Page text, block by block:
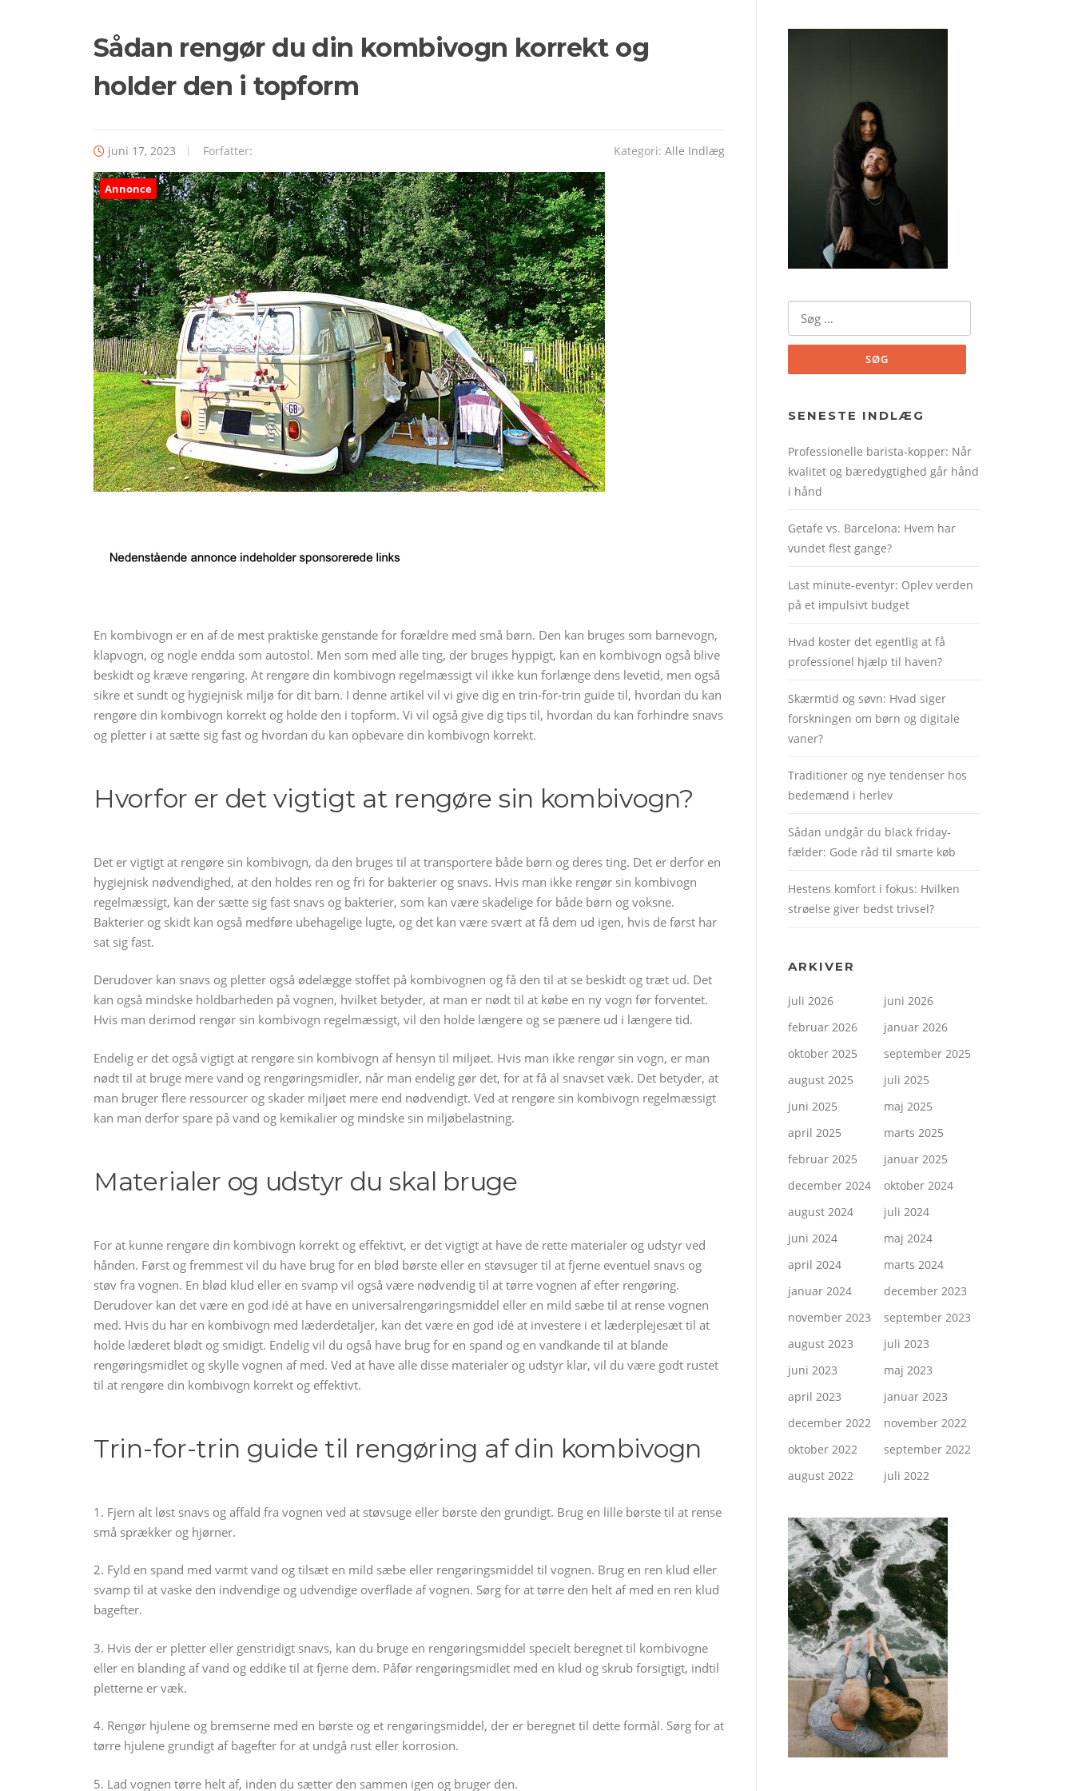
Sådan rengør du din kombivogn korrekt og
holder den i topform
juni 17, 2023 Forfatter: Kategori: Alle Indlæg
Annonce
En kombivogn er en af de mest praktiske genstande for forældre med små børn. Den kan bruges som barnevogn,
klapvogn, og nogle endda som autostol. Men som med alle ting, der bruges hyppigt, kan en kombivogn også blive
beskidt og kræve rengøring. At rengøre din kombivogn regelmæssigt vil ikke kun forlænge dens levetid, men også
sikre et sundt og hygiejnisk miljø for dit barn. I denne artikel vil vi give dig en trin-for-trin guide til, hvordan du kan
rengøre din kombivogn korrekt og holde den i topform. Vi vil også give dig tips til, hvordan du kan forhindre snavs
og pletter i at sætte sig fast og hvordan du kan opbevare din kombivogn korrekt.
Hvorfor er det vigtigt at rengøre sin kombivogn?
Det er vigtigt at rengøre sin kombivogn, da den bruges til at transportere både børn og deres ting. Det er derfor en
hygiejnisk nødvendighed, at den holdes ren og fri for bakterier og snavs. Hvis man ikke rengør sin kombivogn
regelmæssigt, kan der sætte sig fast snavs og bakterier, som kan være skadelige for både børn og voksne.
Bakterier og skidt kan også medføre ubehagelige lugte, og det kan være svært at få dem ud igen, hvis de først har
sat sig fast.
Derudover kan snavs og pletter også ødelægge stoffet på kombivognen og få den til at se beskidt og træt ud. Det
kan også mindske holdbarheden på vognen, hvilket betyder, at man er nødt til at købe en ny vogn før forventet.
Hvis man derimod rengør sin kombivogn regelmæssigt, vil den holde længere og se pænere ud i længere tid.
Endelig er det også vigtigt at rengøre sin kombivogn af hensyn til miljøet. Hvis man ikke rengør sin vogn, er man
nødt til at bruge mere vand og rengøringsmidler, når man endelig gør det, for at få al snavset væk. Det betyder, at
man bruger flere ressourcer og skader miljøet mere end nødvendigt. Ved at rengøre sin kombivogn regelmæssigt
kan man derfor spare på vand og kemikalier og mindske sin miljøbelastning.
Materialer og udstyr du skal bruge
For at kunne rengøre din kombivogn korrekt og effektivt, er det vigtigt at have de rette materialer og udstyr ved
hånden. Først og fremmest vil du have brug for en blød børste eller en støvsuger til at fjerne eventuel snavs og
støv fra vognen. En blød klud eller en svamp vil også være nødvendig til at tørre vognen af efter rengøring.
Derudover kan det være en god idé at have en universalrengøringsmiddel eller en mild sæbe til at rense vognen
med. Hvis du har en kombivogn med læderdetaljer, kan det være en god idé at investere i et læderplejesæt til at
holde læderet blødt og smidigt. Endelig vil du også have brug for en spand og en vandkande til at blande
rengøringsmidlet og skylle vognen af med. Ved at have alle disse materialer og udstyr klar, vil du være godt rustet
til at rengøre din kombivogn korrekt og effektivt.
Trin-for-trin guide til rengøring af din kombivogn
1. Fjern alt løst snavs og affald fra vognen ved at støvsuge eller børste den grundigt. Brug en lille børste til at rense
små sprækker og hjørner.
2. Fyld en spand med varmt vand og tilsæt en mild sæbe eller rengøringsmiddel til vognen. Brug en ren klud eller
svamp til at vaske den indvendige og udvendige overflade af vognen. Sørg for at tørre den helt af med en ren klud
bagefter.
3. Hvis der er pletter eller genstridigt snavs, kan du bruge en rengøringsmiddel specielt beregnet til kombivogne
eller en blanding af vand og eddike til at fjerne dem. Påfør rengøringsmidlet med en klud og skrub forsigtigt, indtil
pletterne er væk.
4. Rengør hjulene og bremserne med en børste og et rengøringsmiddel, der er beregnet til dette formål. Sørg for at
tørre hjulene grundigt af bagefter for at undgå rust eller korrosion.
5. Lad vognen tørre helt af, inden du sætter den sammen igen og bruger den.
efter:
SENESTE INDLÆG
Professionelle barista-kopper: Når
kvalitet og bæredygtighed går hånd
i hånd
Getafe vs. Barcelona: Hvem har
vundet flest gange?
Last minute-eventyr: Oplev verden
på et impulsivt budget
Hvad koster det egentlig at få
professionel hjælp til haven?
Skærmtid og søvn: Hvad siger
forskningen om børn og digitale
vaner?
Traditioner og nye tendenser hos
bedemænd i herlev
Sådan undgår du black friday-
fælder: Gode råd til smarte køb
Hestens komfort i fokus: Hvilken
strøelse giver bedst trivsel?
ARKIVER
juli 2026
juni 2026
februar 2026
januar 2026
oktober 2025
september 2025
august 2025
juli 2025
juni 2025
maj 2025
april 2025
marts 2025
februar 2025
januar 2025
december 2024
oktober 2024
august 2024
juli 2024
juni 2024
maj 2024
april 2024
marts 2024
januar 2024
december 2023
november 2023
september 2023
august 2023
juli 2023
juni 2023
maj 2023
april 2023
januar 2023
december 2022
november 2022
oktober 2022
september 2022
august 2022
juli 2022